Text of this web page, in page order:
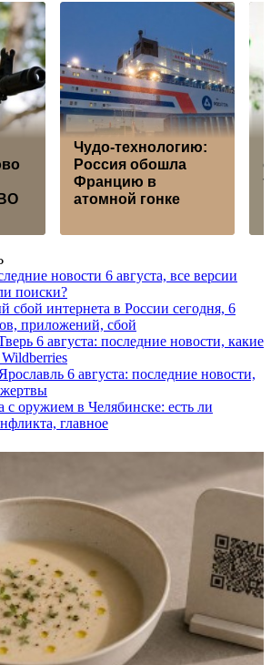
Чудо-технологию:
Россия обошла
Францию в
атомной гонке
новости 6 августа, все версии
поиски?
сбой интернета в России сегодня, 6
приложений, сбой
6 августа: последние новости, какие
6 августа: последние новости,
с оружием в Челябинске: есть ли
главное